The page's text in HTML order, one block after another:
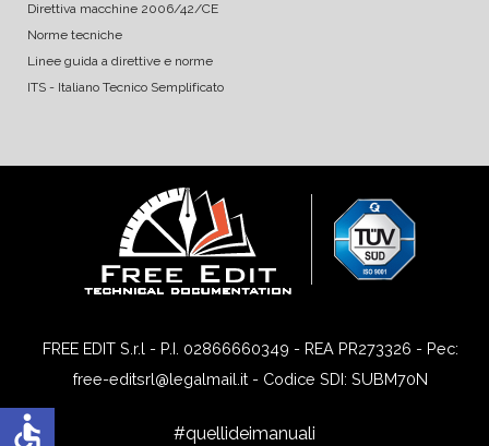
Direttiva macchine 2006/42/CE
Norme tecniche
Linee guida a direttive e norme
ITS - Italiano Tecnico Semplificato
FREE EDIT S.r.l - P.I. 02866660349 - REA PR273326 - Pec:
free-editsrl@legalmail.it - Codice SDI: SUBM70N
#quellideimanuali
accessible